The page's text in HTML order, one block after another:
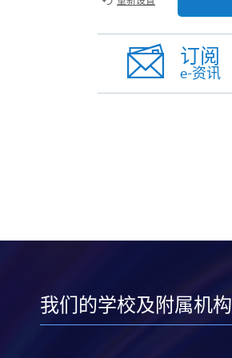
订阅
e-资讯
我们的学校及附属机构